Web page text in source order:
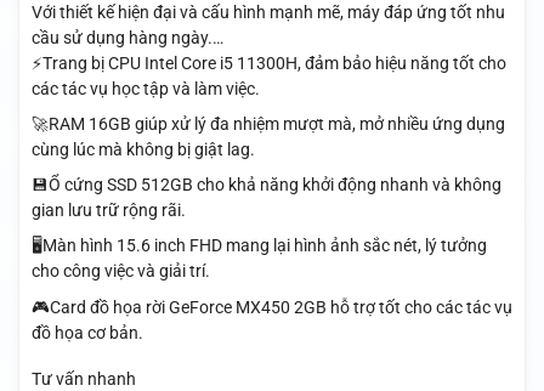
Với thiết kế hiện đại và cấu hình mạnh mẽ, máy đáp ứng tốt nhu
cầu sử dụng hàng ngày.…
⚡Trang bị CPU Intel Core i5 11300H, đảm bảo hiệu năng tốt cho
các tác vụ học tập và làm việc.
🚀RAM 16GB giúp xử lý đa nhiệm mượt mà, mở nhiều ứng dụng
cùng lúc mà không bị giật lag.
💾Ổ cứng SSD 512GB cho khả năng khởi động nhanh và không
gian lưu trữ rộng rãi.
🖥️Màn hình 15.6 inch FHD mang lại hình ảnh sắc nét, lý tưởng
cho công việc và giải trí.
🎮Card đồ họa rời GeForce MX450 2GB hỗ trợ tốt cho các tác vụ
đồ họa cơ bản.
Tư vấn nhanh